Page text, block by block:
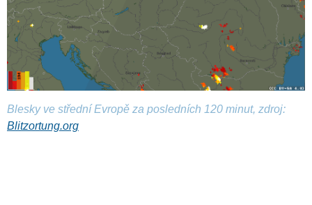
Blesky ve střední Evropě za posledních 120 minut, zdroj:
Blitzortung.org